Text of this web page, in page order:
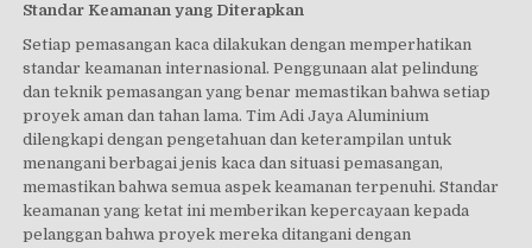
Standar Keamanan yang Diterapkan
Setiap pemasangan kaca dilakukan dengan memperhatikan
standar keamanan internasional. Penggunaan alat pelindung
dan teknik pemasangan yang benar memastikan bahwa setiap
proyek aman dan tahan lama. Tim Adi Jaya Aluminium
dilengkapi dengan pengetahuan dan keterampilan untuk
menangani berbagai jenis kaca dan situasi pemasangan,
memastikan bahwa semua aspek keamanan terpenuhi. Standar
keamanan yang ketat ini memberikan kepercayaan kepada
pelanggan bahwa proyek mereka ditangani dengan